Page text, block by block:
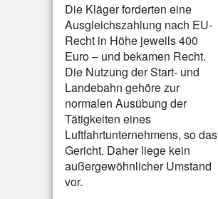
Die Kläger forderten eine
Ausgleichszahlung nach EU-
Recht in Höhe jeweils 400
Euro – und bekamen Recht.
Die Nutzung der Start- und
Landebahn gehöre zur
normalen Ausübung der
Tätigkeiten eines
Luftfahrtunternehmens, so das
Gericht. Daher liege kein
außergewöhnlicher Umstand
vor.